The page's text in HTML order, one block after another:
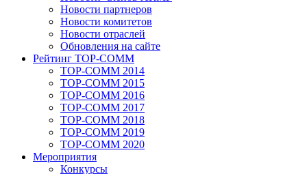
Новости партнеров
Новости комитетов
Новости отраслей
Обновления на сайте
Рейтинг TOP-COMM
TOP-COMM 2014
TOP-COMM 2015
TOP-COMM 2016
TOP-COMM 2017
TOP-COMM 2018
TOP-COMM 2019
TOP-COMM 2020
Мероприятия
Конкурсы